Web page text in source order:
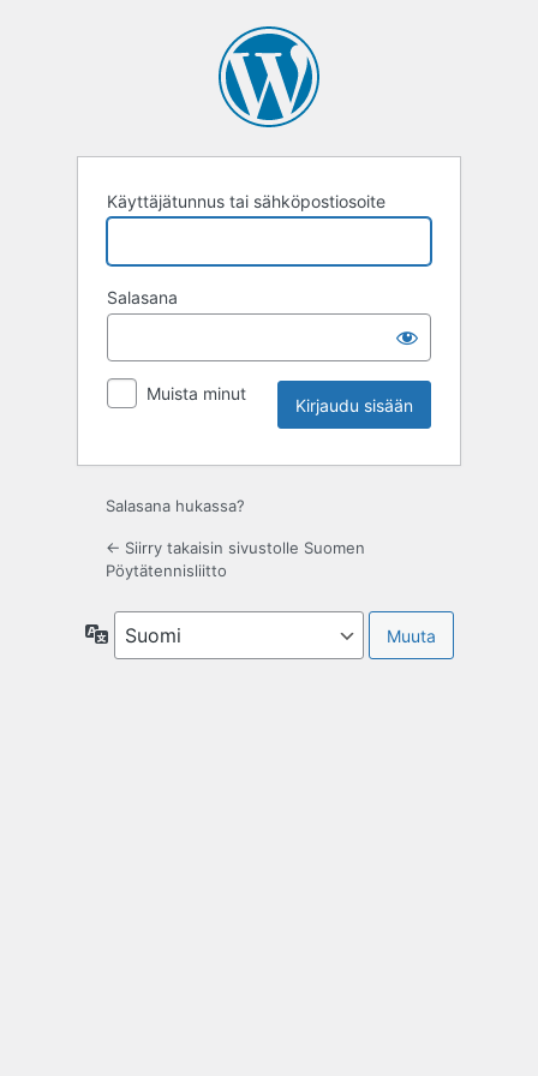
Käyttäjätunnus tai sähköpostiosoite
Salasana
Muista minut
Salasana hukassa?
← Siirry takaisin sivustolle Suomen
Pöytätennisliitto
Kieli